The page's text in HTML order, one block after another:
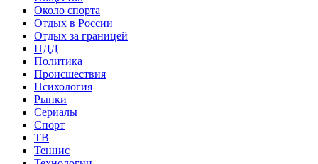
Около спорта
Отдых в России
Отдых за границей
ПДД
Политика
Происшествия
Психология
Рынки
Сериалы
Спорт
ТВ
Теннис